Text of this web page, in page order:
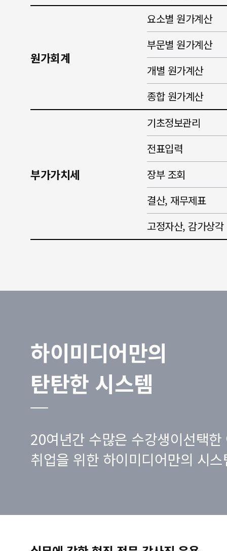
원가회계
요소별 원가계산
부문별 원가계산
개별 원가계산
종합 원가계산
부가가치세
기초정보관리
전표입력
장부 조회
결산, 재무제표
고정자산, 감가상각
하이미디어만의
탄탄한 시스템
20여년간 수많은 수강생이선택한
취업을 위한 하이미디어만의 시